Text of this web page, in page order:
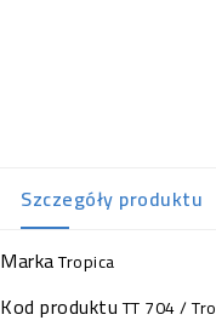
Szczegóły produktu
MarkaTropica
Kod produktuTT 704 /